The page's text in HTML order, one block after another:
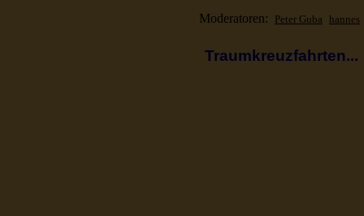
Moderatoren: Peter Guba hannes
Traumkreuzfahrten...